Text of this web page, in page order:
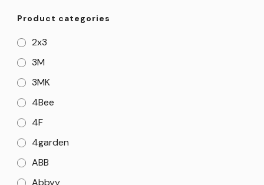
Product categories
2x3
3M
3MK
4Bee
4F
4garden
ABB
Abbyy